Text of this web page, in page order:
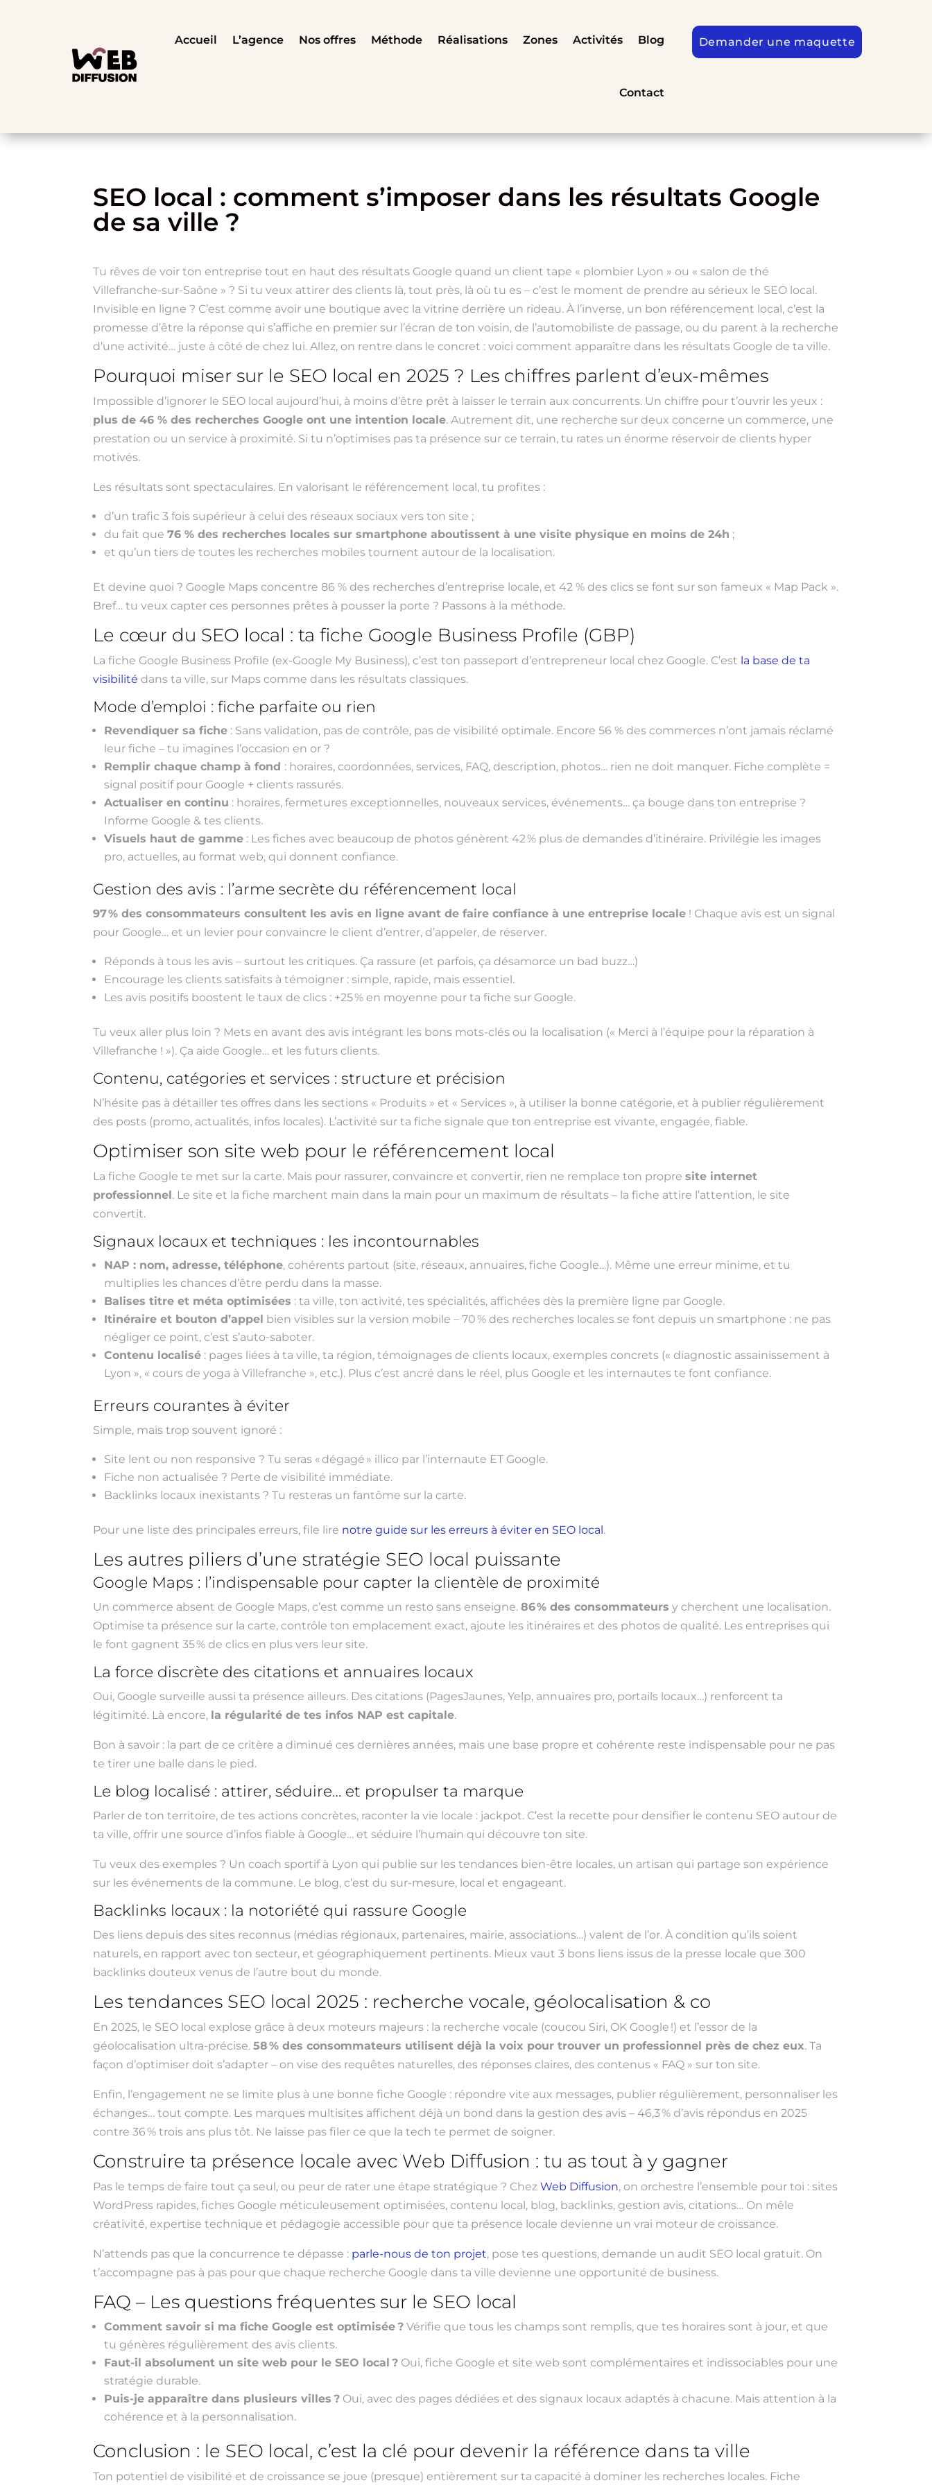
Accueil L’agence Nos offres Méthode Réalisations Zones Activités Blog
Contact
Demander une maquette
SEO local : comment s’imposer dans les résultats Google
de sa ville ?
Tu rêves de voir ton entreprise tout en haut des résultats Google quand un client tape « plombier Lyon » ou « salon de thé
Villefranche-sur-Saône » ? Si tu veux attirer des clients là, tout près, là où tu es – c’est le moment de prendre au sérieux le SEO local.
Invisible en ligne ? C’est comme avoir une boutique avec la vitrine derrière un rideau. À l’inverse, un bon référencement local, c’est la
promesse d’être la réponse qui s’affiche en premier sur l’écran de ton voisin, de l’automobiliste de passage, ou du parent à la recherche
d’une activité… juste à côté de chez lui. Allez, on rentre dans le concret : voici comment apparaître dans les résultats Google de ta ville.
Pourquoi miser sur le SEO local en 2025 ? Les chiffres parlent d’eux-mêmes
Impossible d’ignorer le SEO local aujourd’hui, à moins d’être prêt à laisser le terrain aux concurrents. Un chiffre pour t’ouvrir les yeux :
plus de 46 % des recherches Google ont une intention locale. Autrement dit, une recherche sur deux concerne un commerce, une
prestation ou un service à proximité. Si tu n’optimises pas ta présence sur ce terrain, tu rates un énorme réservoir de clients hyper
motivés.
Les résultats sont spectaculaires. En valorisant le référencement local, tu profites :
d’un trafic 3 fois supérieur à celui des réseaux sociaux vers ton site ;
du fait que76 % des recherches locales sur smartphone aboutissent à une visite physique en moins de 24h ;
et qu’un tiers de toutes les recherches mobiles tournent autour de la localisation.
Et devine quoi ? Google Maps concentre 86 % des recherches d’entreprise locale, et 42 % des clics se font sur son fameux « Map Pack ».
Bref… tu veux capter ces personnes prêtes à pousser la porte ? Passons à la méthode.
Le cœur du SEO local : ta fiche Google Business Profile (GBP)
La fiche Google Business Profile (ex-Google My Business), c’est ton passeport d’entrepreneur local chez Google. C’est la base de ta
visibilité dans ta ville, sur Maps comme dans les résultats classiques.
Mode d’emploi : fiche parfaite ou rien
Revendiquer sa fiche : Sans validation, pas de contrôle, pas de visibilité optimale. Encore 56 % des commerces n’ont jamais réclamé
leur fiche – tu imagines l’occasion en or ?
Remplir chaque champ à fond : horaires, coordonnées, services, FAQ, description, photos… rien ne doit manquer. Fiche complète =
signal positif pour Google + clients rassurés.
Actualiser en continu : horaires, fermetures exceptionnelles, nouveaux services, événements… ça bouge dans ton entreprise ?
Informe Google & tes clients.
Visuels haut de gamme : Les fiches avec beaucoup de photos génèrent 42 % plus de demandes d’itinéraire. Privilégie les images
pro, actuelles, au format web, qui donnent confiance.
Gestion des avis : l’arme secrète du référencement local
97 % des consommateurs consultent les avis en ligne avant de faire confiance à une entreprise locale ! Chaque avis est un signal
pour Google… et un levier pour convaincre le client d’entrer, d’appeler, de réserver.
Réponds à tous les avis – surtout les critiques. Ça rassure (et parfois, ça désamorce un bad buzz…)
Encourage les clients satisfaits à témoigner : simple, rapide, mais essentiel.
Les avis positifs boostent le taux de clics : +25 % en moyenne pour ta fiche sur Google.
Tu veux aller plus loin ? Mets en avant des avis intégrant les bons mots-clés ou la localisation (« Merci à l’équipe pour la réparation à
Villefranche ! »). Ça aide Google… et les futurs clients.
Contenu, catégories et services : structure et précision
N’hésite pas à détailler tes offres dans les sections « Produits » et « Services », à utiliser la bonne catégorie, et à publier régulièrement
des posts (promo, actualités, infos locales). L’activité sur ta fiche signale que ton entreprise est vivante, engagée, fiable.
Optimiser son site web pour le référencement local
La fiche Google te met sur la carte. Mais pour rassurer, convaincre et convertir, rien ne remplace ton propresite internet
professionnel. Le site et la fiche marchent main dans la main pour un maximum de résultats – la fiche attire l’attention, le site
convertit.
Signaux locaux et techniques : les incontournables
NAP : nom, adresse, téléphone, cohérents partout (site, réseaux, annuaires, fiche Google…). Même une erreur minime, et tu
multiplies les chances d’être perdu dans la masse.
Balises titre et méta optimisées : ta ville, ton activité, tes spécialités, affichées dès la première ligne par Google.
Itinéraire et bouton d’appel bien visibles sur la version mobile – 70 % des recherches locales se font depuis un smartphone : ne pas
négliger ce point, c’est s’auto-saboter.
Contenu localisé : pages liées à ta ville, ta région, témoignages de clients locaux, exemples concrets (« diagnostic assainissement à
Lyon », « cours de yoga à Villefranche », etc.). Plus c’est ancré dans le réel, plus Google et les internautes te font confiance.
Erreurs courantes à éviter
Simple, mais trop souvent ignoré :
Site lent ou non responsive ? Tu seras « dégagé » illico par l’internaute ET Google.
Fiche non actualisée ? Perte de visibilité immédiate.
Backlinks locaux inexistants ? Tu resteras un fantôme sur la carte.
Pour une liste des principales erreurs, file lire notre guide sur les erreurs à éviter en SEO local.
Les autres piliers d’une stratégie SEO local puissante
Google Maps : l’indispensable pour capter la clientèle de proximité
Un commerce absent de Google Maps, c’est comme un resto sans enseigne.86 % des consommateurs y cherchent une localisation.
Optimise ta présence sur la carte, contrôle ton emplacement exact, ajoute les itinéraires et des photos de qualité. Les entreprises qui
le font gagnent 35 % de clics en plus vers leur site.
La force discrète des citations et annuaires locaux
Oui, Google surveille aussi ta présence ailleurs. Des citations (PagesJaunes, Yelp, annuaires pro, portails locaux…) renforcent ta
légitimité. Là encore, la régularité de tes infos NAP est capitale.
Bon à savoir : la part de ce critère a diminué ces dernières années, mais une base propre et cohérente reste indispensable pour ne pas
te tirer une balle dans le pied.
Le blog localisé : attirer, séduire… et propulser ta marque
Parler de ton territoire, de tes actions concrètes, raconter la vie locale : jackpot. C’est la recette pour densifier le contenu SEO autour de
ta ville, offrir une source d’infos fiable à Google… et séduire l’humain qui découvre ton site.
Tu veux des exemples ? Un coach sportif à Lyon qui publie sur les tendances bien-être locales, un artisan qui partage son expérience
sur les événements de la commune. Le blog, c’est du sur-mesure, local et engageant.
Backlinks locaux : la notoriété qui rassure Google
Des liens depuis des sites reconnus (médias régionaux, partenaires, mairie, associations…) valent de l’or. À condition qu’ils soient
naturels, en rapport avec ton secteur, et géographiquement pertinents. Mieux vaut 3 bons liens issus de la presse locale que 300
backlinks douteux venus de l’autre bout du monde.
Les tendances SEO local 2025 : recherche vocale, géolocalisation & co
En 2025, le SEO local explose grâce à deux moteurs majeurs : la recherche vocale (coucou Siri, OK Google !) et l’essor de la
géolocalisation ultra-précise.58 % des consommateurs utilisent déjà la voix pour trouver un professionnel près de chez eux. Ta
façon d’optimiser doit s’adapter – on vise des requêtes naturelles, des réponses claires, des contenus « FAQ » sur ton site.
Enfin, l’engagement ne se limite plus à une bonne fiche Google : répondre vite aux messages, publier régulièrement, personnaliser les
échanges… tout compte. Les marques multisites affichent déjà un bond dans la gestion des avis – 46,3 % d’avis répondus en 2025
contre 36 % trois ans plus tôt. Ne laisse pas filer ce que la tech te permet de soigner.
Construire ta présence locale avec Web Diffusion : tu as tout à y gagner
Pas le temps de faire tout ça seul, ou peur de rater une étape stratégique ? ChezWeb Diffusion, on orchestre l’ensemble pour toi : sites
WordPress rapides, fiches Google méticuleusement optimisées, contenu local, blog, backlinks, gestion avis, citations… On mêle
créativité, expertise technique et pédagogie accessible pour que ta présence locale devienne un vrai moteur de croissance.
N’attends pas que la concurrence te dépasse : parle-nous de ton projet, pose tes questions, demande un audit SEO local gratuit. On
t’accompagne pas à pas pour que chaque recherche Google dans ta ville devienne une opportunité de business.
FAQ – Les questions fréquentes sur le SEO local
Comment savoir si ma fiche Google est optimisée ? Vérifie que tous les champs sont remplis, que tes horaires sont à jour, et que
tu génères régulièrement des avis clients.
Faut-il absolument un site web pour le SEO local ? Oui, fiche Google et site web sont complémentaires et indissociables pour une
stratégie durable.
Puis-je apparaître dans plusieurs villes ? Oui, avec des pages dédiées et des signaux locaux adaptés à chacune. Mais attention à la
cohérence et à la personnalisation.
Conclusion : le SEO local, c’est la clé pour devenir la référence dans ta ville
Ton potentiel de visibilité et de croissance se joue (presque) entièrement sur ta capacité à dominer les recherches locales. Fiche